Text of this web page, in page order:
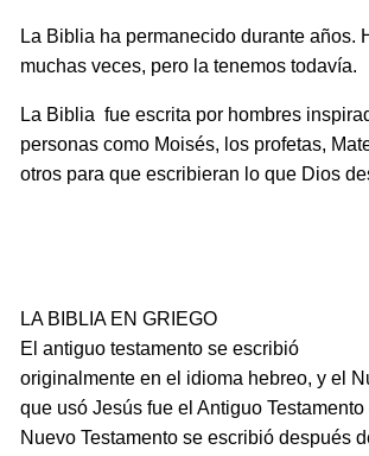
La Biblia ha permanecido durante años.
muchas veces, pero la tenemos todavía.
La Biblia fue escrita por hombres
personas como Moisés, los profetas,
otros para que escribieran lo que Dios
LA BIBLIA EN GRIEGO
El antiguo testamento se escribió
originalmente en el idioma hebreo, y el
que usó Jesús fue el Antiguo
Nuevo Testamento se escribió después